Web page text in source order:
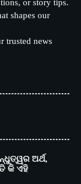
or story tips.
shapes our
trusted news
ଅର୍ଥ,
କି ଏହି